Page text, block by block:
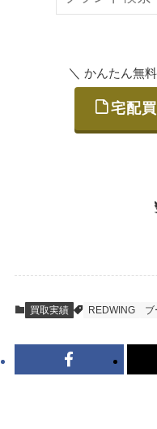
または梱包材不
ご発送
査定結果
到着即日に査定
得いただければ
＼ かんたん無
宅配
買取実績 REDWING ブ